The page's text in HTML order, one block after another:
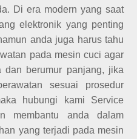
Di era modern yang saat
elektronik yang penting
anda juga harus tahu
pada mesin cuci agar
dan berumur panjang, jika
sesuai prosedur
hubungi kami Service
membantu anda dalam
yang terjadi pada mesin